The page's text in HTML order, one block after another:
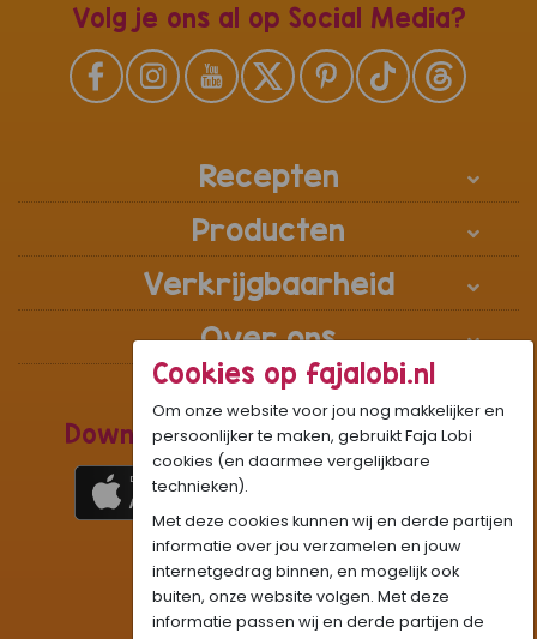
Volg je ons al op Social Media?
Recepten
Producten
Verkrijgbaarheid
Over ons
Download de Recepten Webapp
WhatsApp Community:
Onze gifjes al eens geprobeerd?: GIF
Beleef Sandhia’s Recepten in:
Cookies op fajalobi.nl
Om onze website voor jou nog makkelijker en
persoonlijker te maken, gebruikt Faja Lobi
cookies (en daarmee vergelijkbare
technieken).
Met deze cookies kunnen wij en derde partijen
informatie over jou verzamelen en jouw
internetgedrag binnen, en mogelijk ook
buiten, onze website volgen. Met deze
informatie passen wij en derde partijen de